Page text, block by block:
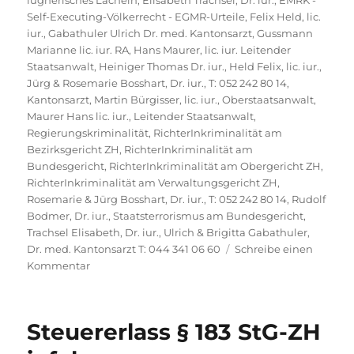
Self-Executing-Völkerrecht - EGMR-Urteile, Felix Held, lic.
iur.,Gabathuler Ulrich Dr. med. Kantonsarzt,Gussmann
Marianne lic. iur. RA, Hans Maurer, lic. iur. Leitender
Staatsanwalt, Heiniger Thomas Dr. iur., Held Felix, lic. iur.,
Jürg & Rosemarie Bosshart, Dr. iur., T: 052 242 80 14,
Kantonsarzt, Martin Bürgisser, lic. iur., Oberstaatsanwalt,
Maurer Hans lic. iur., Leitender Staatsanwalt,
Regierungskriminalität, RichterInkriminalität am
Bezirksgericht ZH, RichterInkriminalität am
Bundesgericht, RichterInkriminalität am Obergericht ZH,
RichterInkriminalität am Verwaltungsgericht ZH,
Rosemarie & Jürg Bosshart, Dr. iur., T: 052 242 80 14, Rudolf
Bodmer, Dr. iur.,Staatsterrorismus am Bundesgericht,
Trachsel Elisabeth, Dr. iur., Ulrich & Brigitta Gabathuler,
Dr. med. Kantonsarzt T: 044 341 06 60
Schreibe einen
Kommentarzu
Abbühl,
Steuererlass § 183 StG-ZH